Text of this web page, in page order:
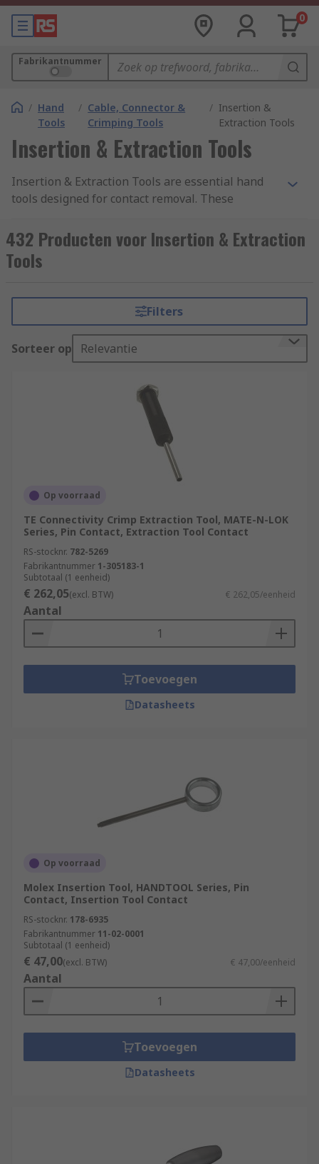
0
Fabrikantnummer
/ Hand
Tools
/ Cable, Connector &
Crimping Tools
/ Insertion &
Extraction Tools
Insertion & Extraction Tools
Insertion & Extraction Tools are essential hand
tools designed for contact removal. These
range or series of connectors and present the
easiest and most efficient way to remove contacts
from a connector without damaging either the
extraction tools contains connector construction
solutions for a variety of popular connector
How do Insertion and Extraction Tools
Extraction and Insertion tools can be simple
manual tools or can have more complex working
parts depending on the requirements of the
connector series. Some tools contain spring-
activated buttons or levers that allow the tool to
affix around contact and remove or insert in an
easy action.
432 Producten voor Insertion & Extraction
Tools
Filters
Sorteer op Relevantie
Op voorraad
TE Connectivity Crimp Extraction Tool, MATE-N-LOK
Series, Pin Contact, Extraction Tool Contact
RS-stocknr. 782-5269
Fabrikantnummer 1-305183-1
Subtotaal (1 eenheid)
€ 262,05(excl. BTW) € 262,05/eenheid
Aantal
Toevoegen
Datasheets
Op voorraad
Molex Insertion Tool, HANDTOOL Series, Pin
Contact, Insertion Tool Contact
RS-stocknr. 178-6935
Fabrikantnummer 11-02-0001
Subtotaal (1 eenheid)
€ 47,00(excl. BTW) € 47,00/eenheid
Aantal
Toevoegen
Datasheets